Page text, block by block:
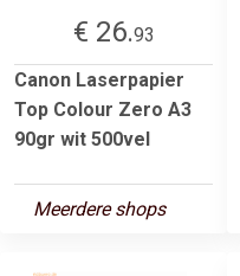
€ 26.93
Canon Laserpapier
Top Colour Zero A3
90gr wit 500vel
Meerdere shops